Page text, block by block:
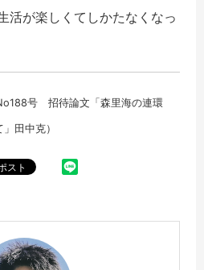
活が楽しくてしかたなくなっ
号 招待論文「森里海の連環
田中克）